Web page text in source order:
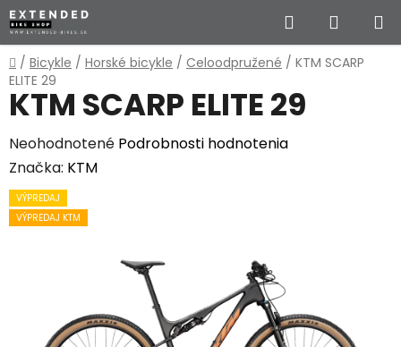
Prejsť
na
obsah
Hľadať
KOŠÍK
Domov
/ Bicykle / Horské bicykle / Celoodpružené / KTM SCARP
ELITE 29
KTM SCARP ELITE 29
Priemerné
hodnotenie
produktu
je
hviezdičiek.
Neohodnotené Podrobnosti hodnotenia
Značka: KTM
VÝPREDAJ
VÝPREDAJ KTM